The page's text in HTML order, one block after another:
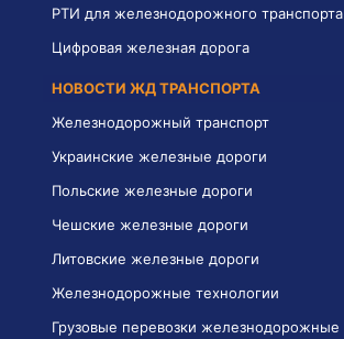
РТИ для железнодорожного транспорта
Цифровая железная дорога
НОВОСТИ ЖД ТРАНСПОРТА
Железнодорожный транспорт
Украинские железные дороги
Польские железные дороги
Чешские железные дороги
Литовские железные дороги
Железнодорожные технологии
Грузовые перевозки железнодорожные